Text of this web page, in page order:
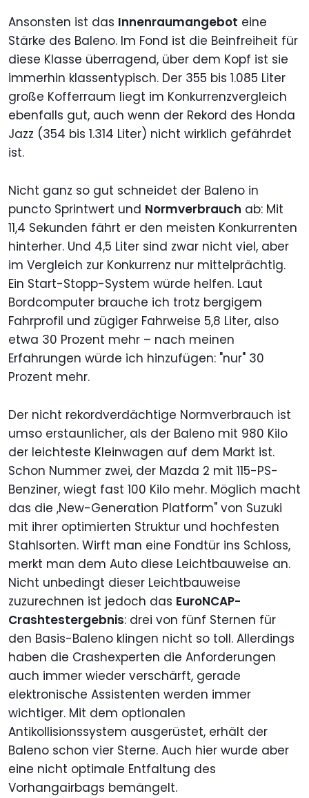
Ansonsten ist das Innenraumangebot eine
Stärke des Baleno. Im Fond ist die Beinfreiheit für
diese Klasse überragend, über dem Kopf ist sie
immerhin klassentypisch. Der 355 bis 1.085 Liter
große Kofferraum liegt im Konkurrenzvergleich
ebenfalls gut, auch wenn der Rekord des Honda
Jazz (354 bis 1.314 Liter) nicht wirklich gefährdet
ist.
Nicht ganz so gut schneidet der Baleno in
puncto Sprintwert und Normverbrauch ab: Mit
11,4 Sekunden fährt er den meisten Konkurrenten
hinterher. Und 4,5 Liter sind zwar nicht viel, aber
im Vergleich zur Konkurrenz nur mittelprächtig.
Ein Start-Stopp-System würde helfen. Laut
Bordcomputer brauche ich trotz bergigem
Fahrprofil und zügiger Fahrweise 5,8 Liter, also
etwa 30 Prozent mehr – nach meinen
Erfahrungen würde ich hinzufügen: "nur" 30
Prozent mehr.
Der nicht rekordverdächtige Normverbrauch ist
umso erstaunlicher, als der Baleno mit 980 Kilo
der leichteste Kleinwagen auf dem Markt ist.
Schon Nummer zwei, der Mazda 2 mit 115-PS-
Benziner, wiegt fast 100 Kilo mehr. Möglich macht
das die ,New-Generation Platform" von Suzuki
mit ihrer optimierten Struktur und hochfesten
Stahlsorten. Wirft man eine Fondtür ins Schloss,
merkt man dem Auto diese Leichtbauweise an.
Nicht unbedingt dieser Leichtbauweise
zuzurechnen ist jedoch das EuroNCAP-
Crashtestergebnis: drei von fünf Sternen für
den Basis-Baleno klingen nicht so toll. Allerdings
haben die Crashexperten die Anforderungen
auch immer wieder verschärft, gerade
elektronische Assistenten werden immer
wichtiger. Mit dem optionalen
Antikollisionssystem ausgerüstet, erhält der
Baleno schon vier Sterne. Auch hier wurde aber
eine nicht optimale Entfaltung des
Vorhangairbags bemängelt.